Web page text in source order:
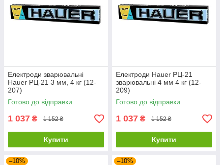
Електроди зварювальні
Hauer РЦ-21 3 мм, 4 кг (12-
207)
Готово до відправки
1 037 ₴ 1 152 ₴
Купити
Електроди Hauer РЦ-21
зварювальні 4 мм 4 кг (12-
209)
Готово до відправки
1 037 ₴ 1 152 ₴
Купити
–10% –10%